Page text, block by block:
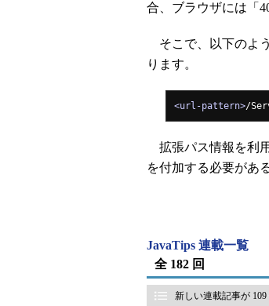
合、ブラウザには「
そこで、以下のよ
ります。
<url-pattern>/
拡張パス情報を利
を付加する必要があ
JavaTips 連載一覧
全 182 回
新しい連載記事が